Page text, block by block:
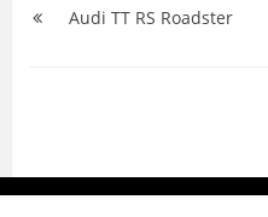
hướng
Audi TT RS Roadster